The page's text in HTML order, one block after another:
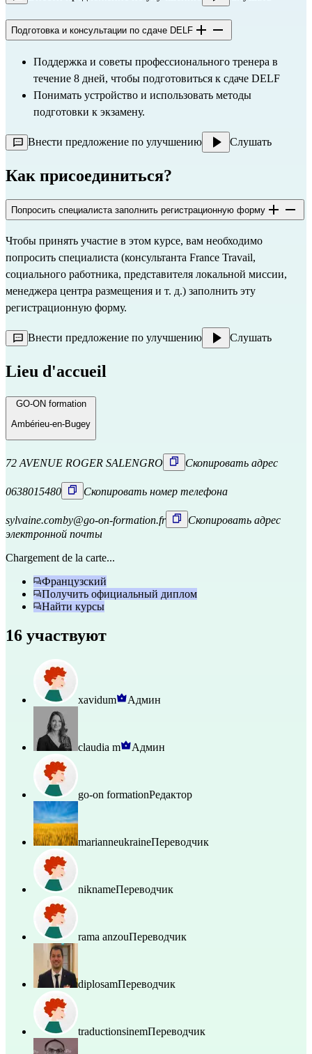
Подготовка и консультации по сдаче DELF
Поддержка и советы профессионального тренера в
течение 8 дней, чтобы подготовиться к сдаче DELF
Понимать устройство и использовать методы
подготовки к экзамену.
Внести предложение по улучшению Слушать
Как присоединиться?
Попросить специалиста заполнить регистрационную форму
Чтобы принять участие в этом курсе, вам необходимо
попросить специалиста (консультанта France Travail,
социального работника, представителя локальной миссии,
регистрационную форму.
Внести предложение по улучшению Слушать
Lieu d'accueil
GO-ON formation
Ambérieu-en-Bugey
72 AVENUE ROGER SALENGRO Скопировать адрес
0638015480 Скопировать номер телефона
sylvaine.comby@go-on-formation.fr
Скопировать адрес
электронной почты
Chargement de la carte...
Французский
Получить официальный диплом
Найти курсы
16 участвуют
xavidum Админ
claudia m Админ
go-on formationРедактор
marianneukraineПереводчик
niknameПереводчик
rama anzouПереводчик
diplosamПереводчик
traductionsinemПереводчик